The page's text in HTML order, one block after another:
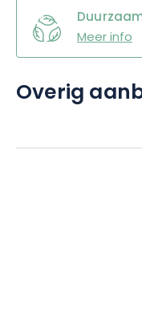
Meer info
Overig